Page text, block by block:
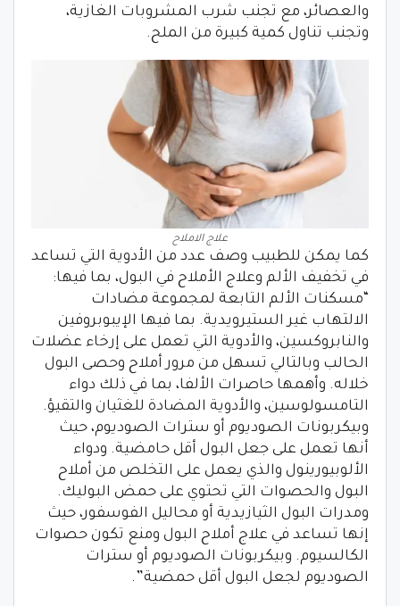
والعصائر، مع تجنب شرب المشروبات الغازية،
وتجنب تناول كمية كبيرة من الملح.
علاج الاملاح
كما يمكن للطبيب وصف عدد من الأدوية التي تساعد
في تخفيف الألم وعلاج الأملاح في البول، بما فيها:
“مسكنات الألم التابعة لمجموعة مضادات
الالتهاب غير الستيرويدية. بما فيها الإيبوبروفين
والنابروكسين، والأدوية التي تعمل على إرخاء عضلات
الحالب وبالتالي تسهل من مرور أملاح وحصى البول
خلاله. وأهمها حاصرات الألفا، بما في ذلك دواء
التامسولوسين، والأدوية المضادة للغثيان والتقيؤ.
وبيكربونات الصوديوم أو سترات الصوديوم، حيث
أنها تعمل على جعل البول أقل حامضية. ودواء
الألوبيورينول والذي يعمل على التخلص من أملاح
البول والحصوات التي تحتوي على حمض البوليك.
ومدرات البول الثيازيدية أو محاليل الفوسفور، حيث
إنها تساعد في علاج أملاح البول ومنع تكون حصوات
الكالسيوم. وبيكربونات الصوديوم أو سترات
الصوديوم لجعل البول أقل حمضية”.